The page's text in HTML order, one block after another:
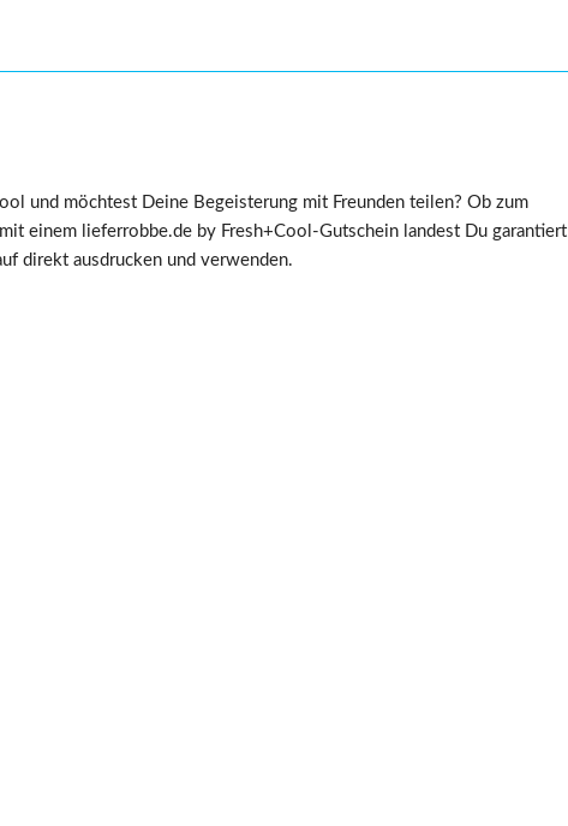
und möchtest Deine Begeisterung mit Freunden teilen? Ob zum
einem lieferrobbe.de by Fresh+Cool-Gutschein landest Du garantiert
direkt ausdrucken und verwenden.